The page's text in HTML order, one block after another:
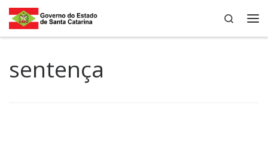
Skip to content
Search
sentença